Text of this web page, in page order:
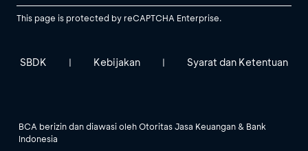
This page is protected by reCAPTCHA Enterprise.
SBDK | Kebijakan | Syarat dan Ketentuan
BCA berizin dan diawasi oleh Otoritas Jasa Keuangan & Bank
Indonesia